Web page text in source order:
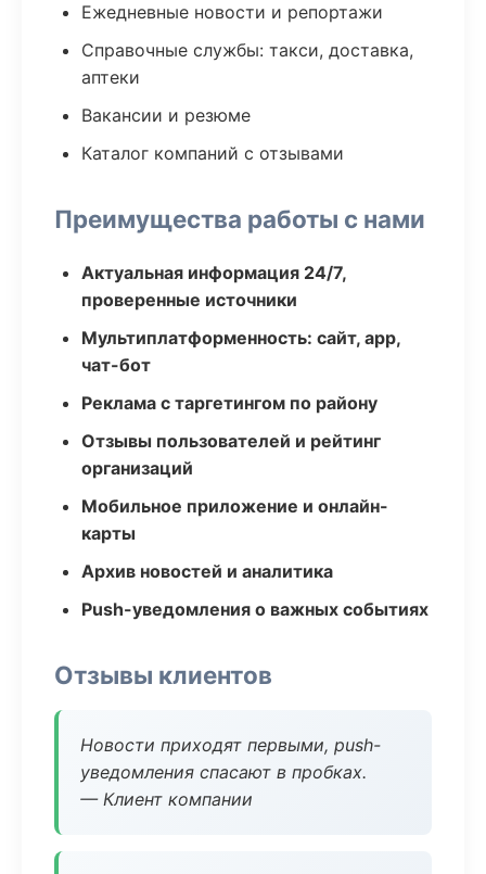
Ежедневные новости и репортажи
Справочные службы: такси, доставка,
аптеки
Вакансии и резюме
Каталог компаний с отзывами
Преимущества работы с нами
Актуальная информация 24/7,
проверенные источники
Мультиплатформенность: сайт, app,
чат-бот
Реклама с таргетингом по району
Отзывы пользователей и рейтинг
организаций
Мобильное приложение и онлайн-
карты
Архив новостей и аналитика
Push-уведомления о важных событиях
Отзывы клиентов
Новости приходят первыми, push-
уведомления спасают в пробках.
— Клиент компании